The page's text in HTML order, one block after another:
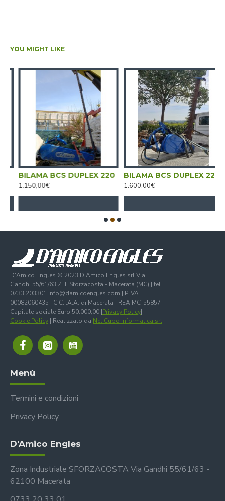
YOU MIGHT LIKE
BILAMA BCS DUPLEX 220
1.150,00€
BILAMA BCS DUPLEX 220
1.600,00€
D'Amico Engles © 2023 D'Amico Engles srl Via
Gandhi 55/61/63 Z. I. Sforzacosta - Macerata (MC) | tel.
0733.203301 info@damicoengles.com | P.IVA
00082060435 | C.C.I.A.A. di Macerata | REA MC-55857 |
Capitale sociale Euro 50.000,00 |Privacy Policy|
Cookie Policy | Realizzato da Net Cubo Informatica srl
Menù
Termini e condizioni
Privacy Policy
D'Amico Engles
Zona Industriale SFORZACOSTA Via Gandhi 55/61/63 -
62100 Macerata